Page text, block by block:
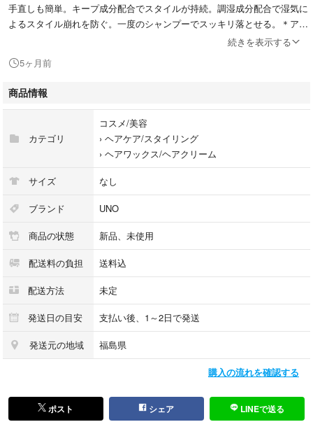
手直しも簡単。キープ成分配合でスタイルが持続。調湿成分配合で湿気に
よるスタイル崩れを防ぐ。一度のシャンプーでスッキリ落とせる。＊アク
#ウーノ
#502240
#コスメ/美容
#ヘアワックス/ヘアクリーム
続きを表示する
5ヶ月前
商品情報
カテゴリ
コスメ/美容
› ヘアケア/スタイリング
› ヘアワックス/ヘアクリーム
サイズ なし
ブランド UNO
商品の状態 新品、未使用
配送料の負担 送料込
配送方法 未定
発送日の目安 支払い後、1～2日で発送
発送元の地域 福島県
購入の流れを確認する
ポスト シェア LINEで送る